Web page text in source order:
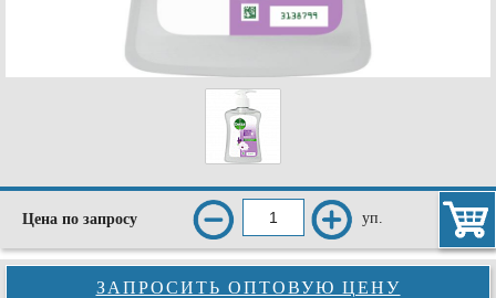
Цена по запросу уп.
ЗАПРОСИТЬ ОПТОВУЮ ЦЕНУ